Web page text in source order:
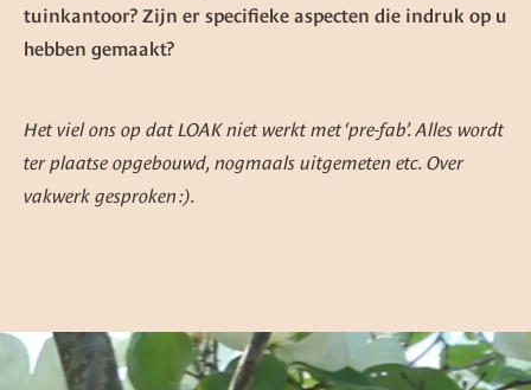
tuinkantoor? Zijn er specifieke aspecten die indruk op u
hebben gemaakt?
Het viel ons op dat LOAK niet werkt met ‘pre-fab’. Alles wordt
ter plaatse opgebouwd, nogmaals uitgemeten etc. Over
vakwerk gesproken :).